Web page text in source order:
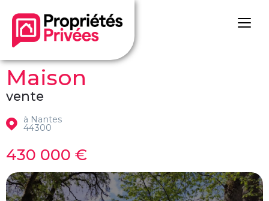
Maison
vente
à Nantes
44300
430 000 €